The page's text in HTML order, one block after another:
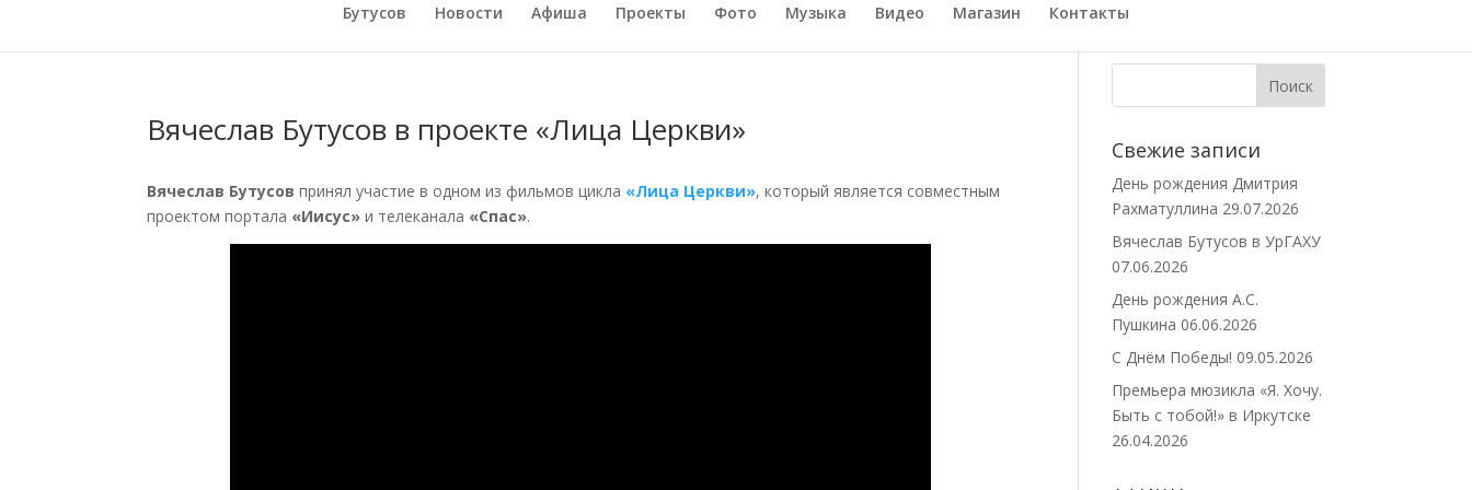
Бутусов Новости Афиша Проекты Фото Музыка Видео Магазин Контакты
Вячеслав Бутусов в проекте «Лица Церкви»
Вячеслав Бутусов принял участие в одном из фильмов цикла «Лица Церкви», который является совместным
проектом портала «Иисус» и телеканала «Спас».
Свежие записи
День рождения Дмитрия
Рахматуллина 29.07.2026
Вячеслав Бутусов в УрГАХУ
07.06.2026
День рождения А.С.
Пушкина 06.06.2026
С Днём Победы! 09.05.2026
Премьера мюзикла «Я. Хочу.
Быть с тобой!» в Иркутске
26.04.2026